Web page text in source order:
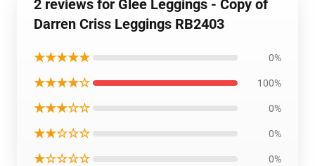
2 reviews for Glee Leggings - Copy of
Darren Criss Leggings RB2403
★★★★★ 0%
★★★★☆ 100%
★★★☆☆ 0%
★★☆☆☆ 0%
★☆☆☆☆ 0%